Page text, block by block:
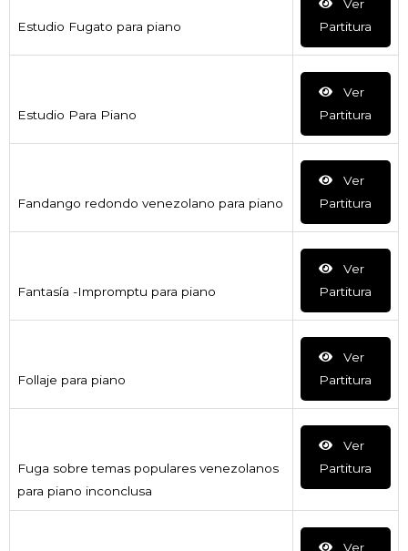
Estudio Fugato para piano
Ver
Partitura
Estudio Para Piano
Ver
Partitura
Fandango redondo venezolano para piano
Ver
Partitura
Fantasía -Impromptu para piano
Ver
Partitura
Follaje para piano
Ver
Partitura
Fuga sobre temas populares venezolanos
para piano inconclusa
Ver
Partitura
Ver